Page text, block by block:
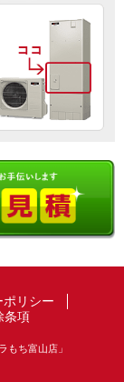
ポリシー
条項
もち富山店」